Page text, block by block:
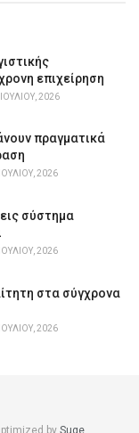
επιχείρηση
2026
πραγματικά
2026
σύστημα
2026
στα σύγχρονα
2026
by Suge